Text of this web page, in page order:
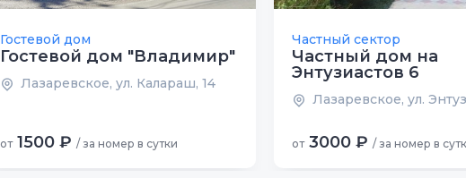
Гостевой дом
Гостевой дом "Владимир"
Лазаревское, ул. Калараш, 14
от 1500 ₽ / за номер в сутки
Частный сектор
Частный дом на
Энтузиастов 6
Лазаревское, ул.
от 3000 ₽ / за номер в